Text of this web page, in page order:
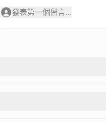
發表第一個留言...